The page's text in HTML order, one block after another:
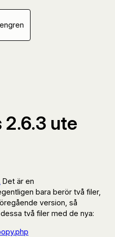
2.6.3 ute
Det är en
bara berör två filer,
version, så
två filer med de nya: